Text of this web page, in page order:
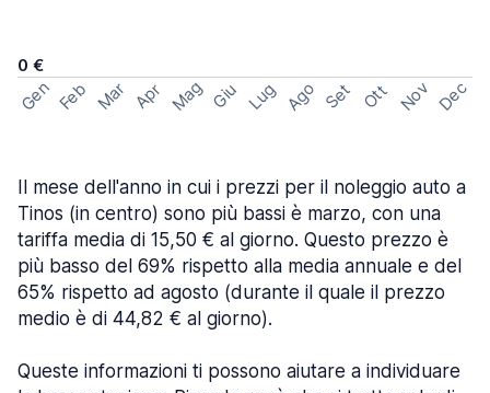
0 €
Gen Feb Mar Apr Mag Giu Lug Ago Set Ott Nov Dec
Il mese dell'anno in cui i prezzi per il noleggio auto a
Tinos (in centro) sono più bassi è marzo, con una
tariffa media di 15,50 € al giorno. Questo prezzo è
più basso del 69% rispetto alla media annuale e del
65% rispetto ad agosto (durante il quale il prezzo
medio è di 44,82 € al giorno).
Queste informazioni ti possono aiutare a individuare